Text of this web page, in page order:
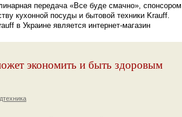
передача «Все буде смачно», спонсором
кухонной посуды и бытовой техники Krauff.
в Украине является интернет-магазин
экономить и быть здоровым